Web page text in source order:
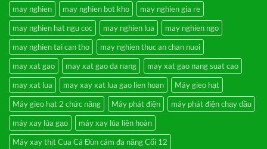
năng
xát
gạo
–
Nghiền
bột
mịn,
vỡ
ngô,
vỡ
đỗ
–
Sàng
rung
lọc
cát
sạn
3
cấp
Macau
Akurat
Setiap
Hari
Hanya
di
Mnctoto
may nghien may nghien bot kho
may nghien gia re
may nghien hat ngu coc
may nghien lua
may nghien ngo
may nghien tai can tho
may nghien thuc an chan nuoi
may xat gao
may xat gao da nang
may xat gao nang suat cao
may xat lua
may xay xat lua gao lien hoan
Máy gieo hạt
Máy gieo hạt 2 chức năng
Máy phát điện
máy phát điện chạy dầu
máy xay lúa gạo
máy xay lúa liên hoàn
Máy xay thịt Cua Cá Đùn cám đa năng Cối 12